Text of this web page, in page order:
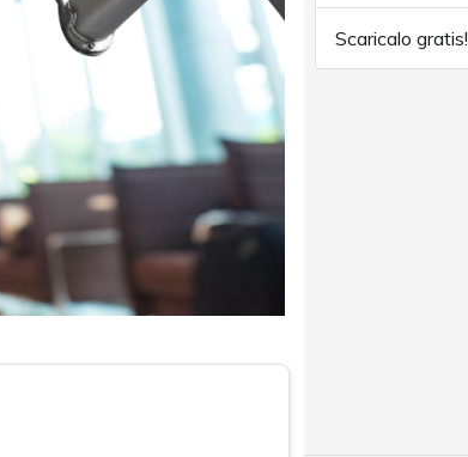
Scaricalo gratis!